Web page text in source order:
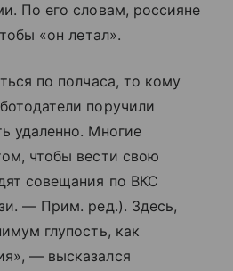
По его словам, россияне
«он летал».
по полчаса, то кому
поручили
удаленно. Многие
чтобы вести свою
совещания по ВКС
— Прим. ред.). Здесь,
глупость, как
— высказался